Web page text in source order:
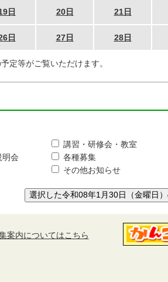
日 20日 21日
日 27日 28日
定等がご覧いただけます。
講習・研修会・教室
明会
各種募集
その他お知らせ
選択した令和08年1月30日（金曜日
案内についてはこちら